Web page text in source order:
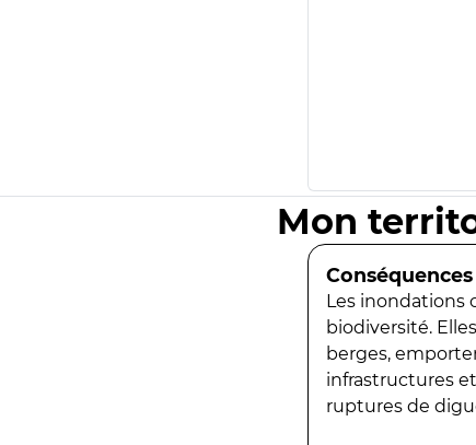
Mon
Les inondations
biodiversité.
berges,
infrastructures
ruptures de